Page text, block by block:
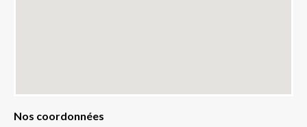
Nos coordonnées